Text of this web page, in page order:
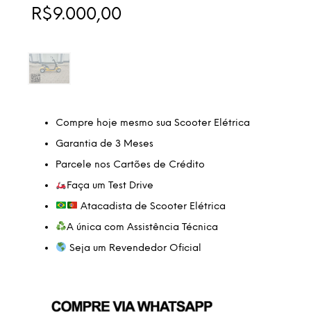
de 5, com
baseado
R$9.000,00
Compre hoje mesmo sua Scooter Elétrica
Garantia de 3 Meses
Parcele nos Cartões de Crédito
Faça um Test Drive
Atacadista de Scooter Elétrica
A única com Assistência Técnica
Seja um Revendedor Oficial